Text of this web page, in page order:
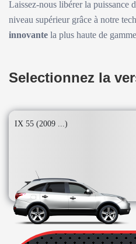
Laissez-nous libérer la puissance
niveau supérieur grâce à notre
innovante la plus haute de
Selectionnez la
IX 55 (2009 ...)